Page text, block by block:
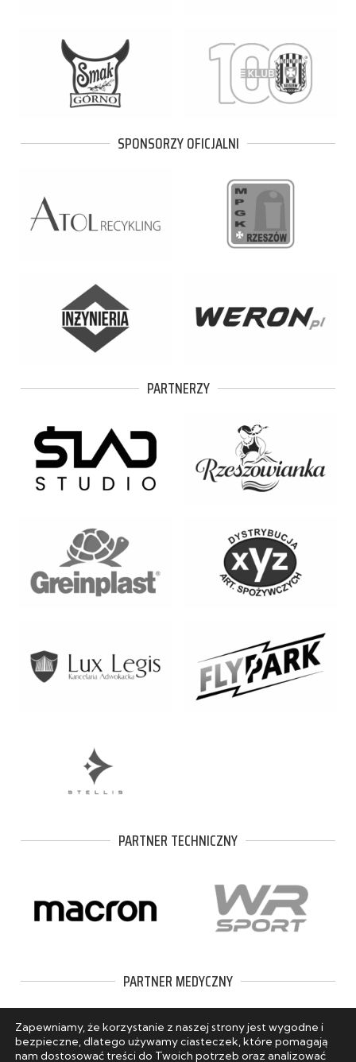
SPONSORZY OFICJALNI
PARTNERZY
PARTNER TECHNICZNY
PARTNER MEDYCZNY
Zapewniamy, że korzystanie z naszej strony jest wygodne i
bezpieczne, dlatego używamy ciasteczek, które pomagają
nam dostosować treści do Twoich potrzeb oraz analizować